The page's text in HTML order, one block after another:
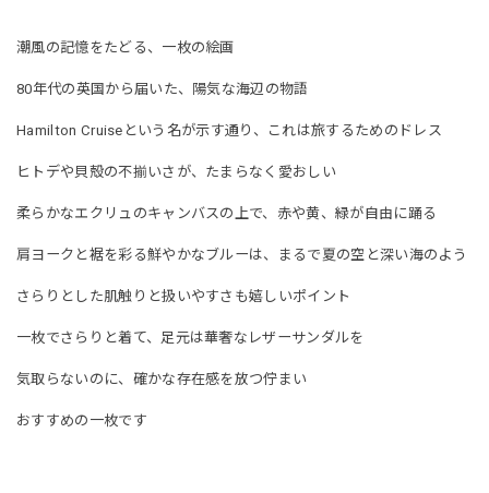
潮風の記憶をたどる、一枚の絵画
80年代の英国から届いた、陽気な海辺の物語
Hamilton Cruiseという名が示す通り、これは旅するためのドレス
ヒトデや貝殻の不揃いさが、たまらなく愛おしい
柔らかなエクリュのキャンバスの上で、赤や黄、緑が自由に踊る
肩ヨークと裾を彩る鮮やかなブルーは、まるで夏の空と深い海のよう
さらりとした肌触りと扱いやすさも嬉しいポイント
一枚でさらりと着て、足元は華奢なレザーサンダルを
気取らないのに、確かな存在感を放つ佇まい
おすすめの一枚です